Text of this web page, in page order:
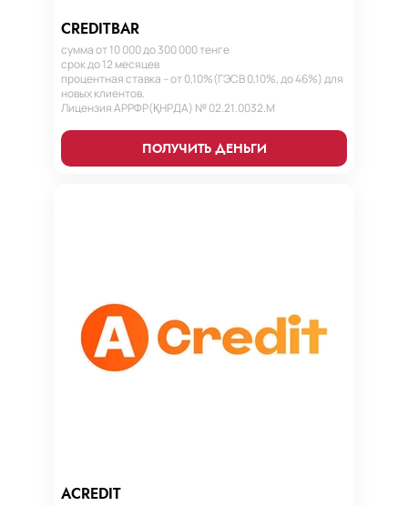
CREDITBAR
сумма от 10 000 до 300 000 тенге
срок до 12 месяцев
процентная ставка – от 0,10%(ГЭСВ 0,10%, до 46%) для
новых клиентов.
Лицензия АРРФР(ҚНРДА) № 02.21.0032.М
ПОЛУЧИТЬ ДЕНЬГИ
ACREDIT